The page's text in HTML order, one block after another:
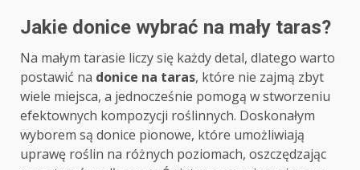
Jakie donice wybrać na mały taras?
Na małym tarasie liczy się każdy detal, dlatego warto
postawić na donice na taras, które nie zajmą zbyt
wiele miejsca, a jednocześnie pomogą w stworzeniu
efektownych kompozycji roślinnych. Doskonałym
wyborem są donice pionowe, które umożliwiają
uprawę roślin na różnych poziomach, oszczędzając